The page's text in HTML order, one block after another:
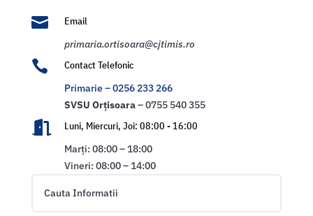

Email
primaria.ortisoara@cjtimis.ro

Contact Telefonic
Primarie – 0256 233 266
SVSU Orțisoara– 0755 540 355

Luni, Miercuri, Joi: 08:00 - 16:00
Marți: 08:00 – 18:00
Vineri: 08:00 – 14:00